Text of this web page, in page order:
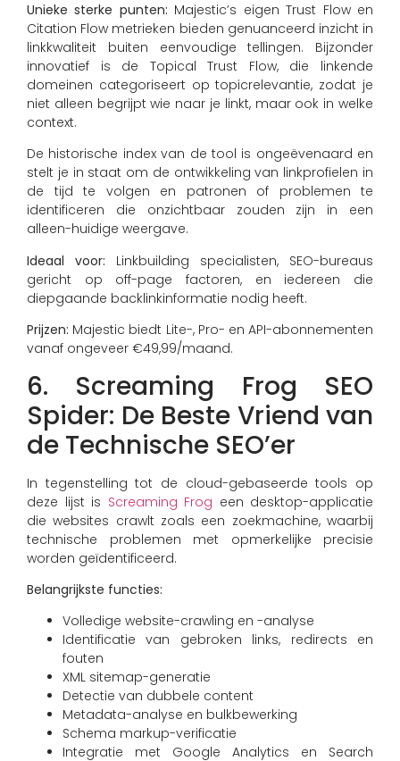
Unieke sterke punten: Majestic’s eigen Trust Flow en
Citation Flow metrieken bieden genuanceerd inzicht in
linkkwaliteit buiten eenvoudige tellingen. Bijzonder
innovatief is de Topical Trust Flow, die linkende
domeinen categoriseert op topicrelevantie, zodat je
niet alleen begrijpt wie naar je linkt, maar ook in welke
context.
De historische index van de tool is ongeëvenaard en
stelt je in staat om de ontwikkeling van linkprofielen in
de tijd te volgen en patronen of problemen te
identificeren die onzichtbaar zouden zijn in een
alleen-huidige weergave.
Ideaal voor: Linkbuilding specialisten, SEO-bureaus
gericht op off-page factoren, en iedereen die
diepgaande backlinkinformatie nodig heeft.
Prijzen: Majestic biedt Lite-, Pro- en API-abonnementen
vanaf ongeveer €49,99/maand.
6. Screaming Frog SEO
Spider: De Beste Vriend van
de Technische SEO’er
In tegenstelling tot de cloud-gebaseerde tools op
deze lijst is Screaming Frog een desktop-applicatie
die websites crawlt zoals een zoekmachine, waarbij
technische problemen met opmerkelijke precisie
worden geïdentificeerd.
Belangrijkste functies:
Volledige website-crawling en -analyse
Identificatie van gebroken links, redirects en
fouten
XML sitemap-generatie
Detectie van dubbele content
Metadata-analyse en bulkbewerking
Schema markup-verificatie
Integratie met Google Analytics en Search